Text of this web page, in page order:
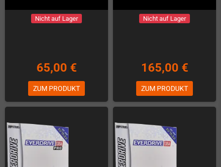
Nicht auf Lager
65,00 €
ZUM PRODUKT
Nicht auf Lager
165,00 €
ZUM PRODUKT